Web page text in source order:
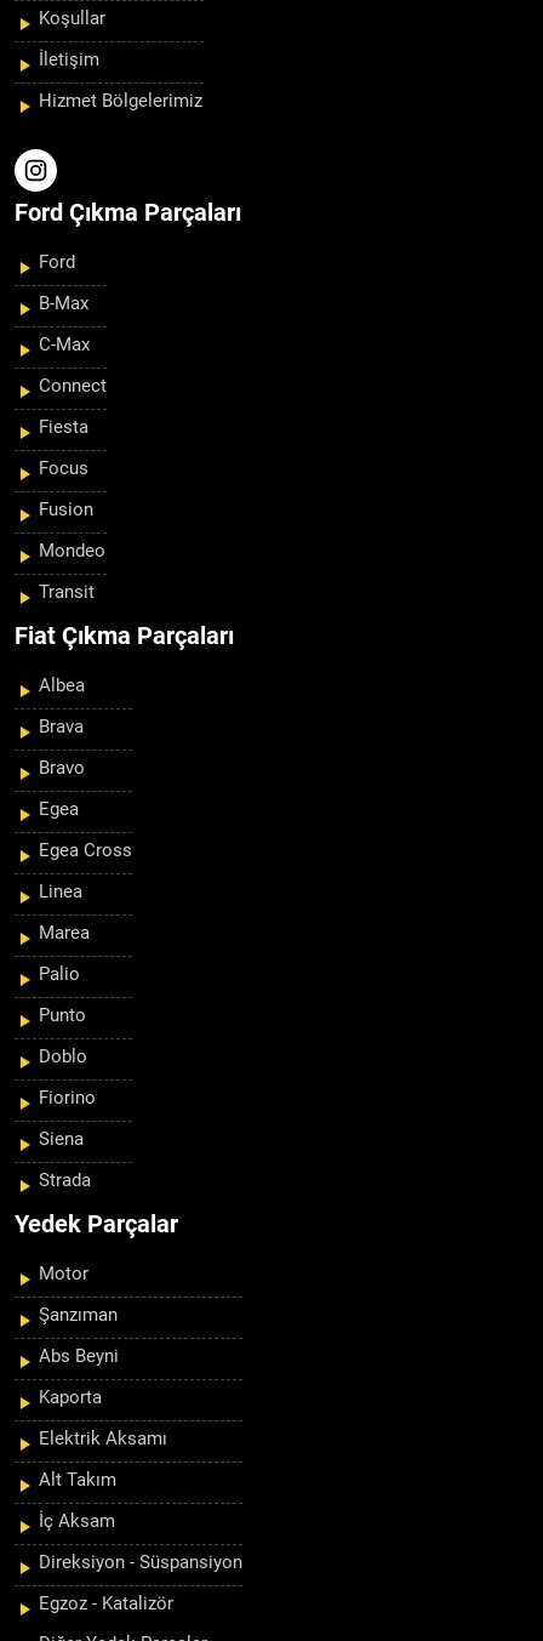
Koşullar
İletişim
Hizmet Bölgelerimiz
Ford Çıkma Parçaları
Ford
B-Max
C-Max
Connect
Fiesta
Focus
Fusion
Mondeo
Transit
Fiat Çıkma Parçaları
Albea
Brava
Bravo
Egea
Egea Cross
Linea
Marea
Palio
Punto
Doblo
Fiorino
Siena
Strada
Yedek Parçalar
Motor
Şanzıman
Abs Beyni
Kaporta
Elektrik Aksamı
Alt Takım
İç Aksam
Direksiyon - Süspansiyon
Egzoz - Katalizör